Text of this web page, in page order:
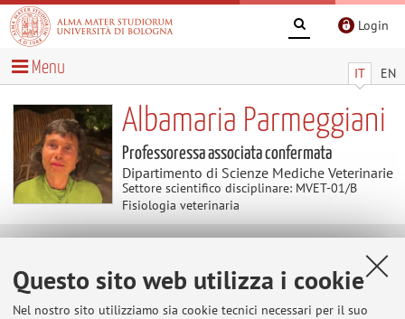
Questo sito web utilizza i cookie
Nel nostro sito utilizziamo sia cookie tecnici necessari per il suo
Login
IT EN
Menu
Albamaria Parmeggiani
Professoressa associata confermata
Dipartimento di Scienze Mediche Veterinarie
Settore scientifico disciplinare: MVET-01/B
Fisiologia veterinaria
Avvisi
Al momento non sono presenti avvisi.